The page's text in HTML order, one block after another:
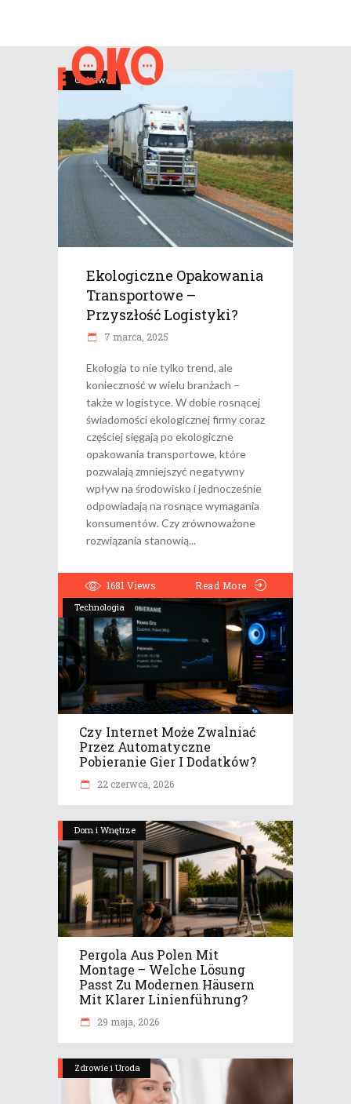
Ciekawe
Ekologiczne Opakowania
Transportowe –
Przyszłość Logistyki?
7 marca, 2025
Ekologia to nie tylko trend, ale
konieczność w wielu branżach –
także w logistyce. W dobie rosnącej
świadomości ekologicznej firmy coraz
częściej sięgają po ekologiczne
opakowania transportowe, które
pozwalają zmniejszyć negatywny
wpływ na środowisko i jednocześnie
odpowiadają na rosnące wymagania
konsumentów. Czy zrównoważone
rozwiązania stanowią
1681 Views Read More
Technologia
Czy Internet Może Zwalniać
Przez Automatyczne
Pobieranie Gier I Dodatków?
22 czerwca, 2026
Dom i Wnętrze
Pergola Aus Polen Mit
Montage – Welche Lösung
Passt Zu Modernen Häusern
Mit Klarer Linienführung?
29 maja, 2026
Zdrowie i Uroda